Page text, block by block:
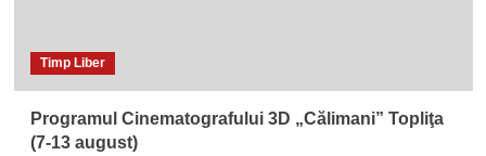
Timp Liber
Programul Cinematografului 3D „Călimani” Topliţa
(7-13 august)